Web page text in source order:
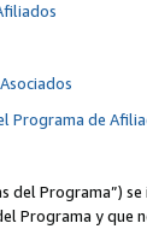
Programa de
del Programa”)
Programa y que